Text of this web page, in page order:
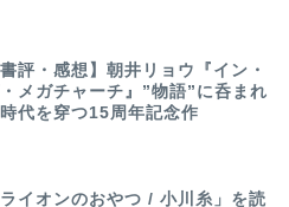
書評・感想】朝井リョウ『イン・
メガチャーチ』”物語”に呑まれ
代を穿つ15周年記念作
ライオンのおやつ / 小川糸」を読